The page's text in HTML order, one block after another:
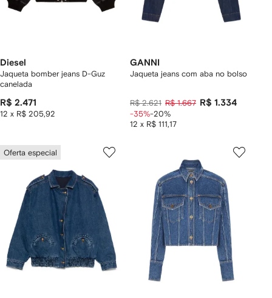
Diesel
Jaqueta bomber jeans D-Guz
canelada
R$ 2.471
12 x R$ 205,92
GANNI
Jaqueta jeans com aba no bolso
R$ 2.621 R$ 1.667 R$ 1.334
12 x R$ 111,17
-35%-20%
Oferta especial